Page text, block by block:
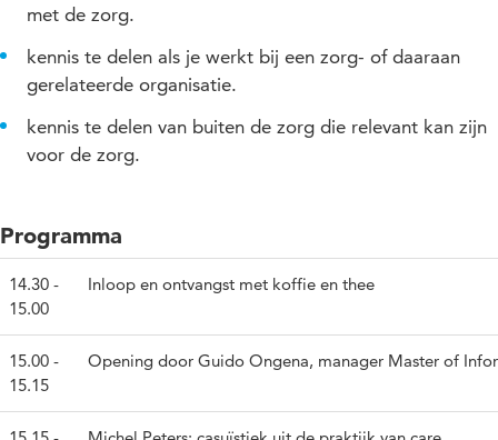
met de zorg.
kennis te delen als je werkt bij een zorg- of daaraan
gerelateerde organisatie.
kennis te delen van buiten de zorg die relevant kan zijn
voor de zorg.
Programma
14.30 -
15.00
Inloop en ontvangst met koffie en thee
15.00 -
15.15
Opening door Guido Ongena, manager Master of